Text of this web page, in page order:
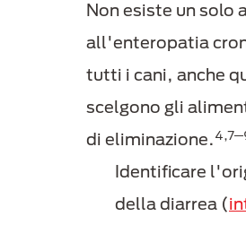
Non esiste un solo
all'enteropatia
tutti i cani, anche
scelgono gli
di eliminazione.
Identificare
della diarrea (